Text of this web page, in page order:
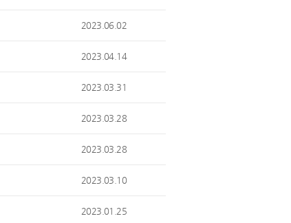
2023.06.02
2023.04.14
2023.03.31
2023.03.28
2023.03.28
2023.03.10
2023.01.25